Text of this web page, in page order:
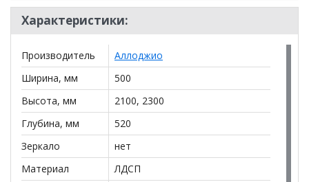
Торцы деталей облицовывается кромкой ПВХ
1 мм.
Сборка корпуса осуществляется при помощи
эксцентриковых стяжек.
Полкодержатель FLIPPER с фиксацией
используется для полок.
ХДФ используется для задних стенок и доньев
ящиков.
Направляющие в ящиках используются
шариковые полного выдвижения.
Для открывания фасадов используются
четырехшарнирные петли быстросъемные с
доводчиком.
Характеристики:
Производитель
Аллоджио
Ширина, мм
500
Высота, мм
2100, 2300
Глубина, мм
520
Зеркало
нет
Материал
ЛДСП